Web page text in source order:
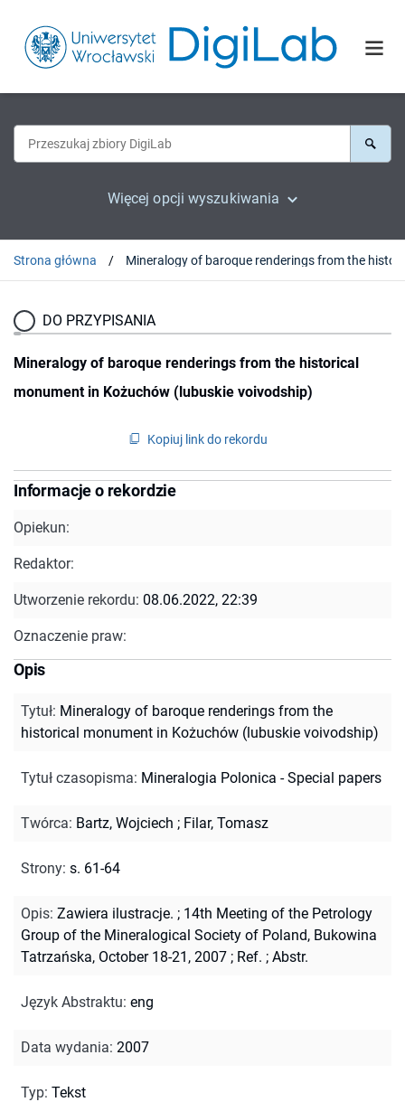
Więcej opcji wyszukiwania
Strona główna
DO PRZYPISANIA
Mineralogy of baroque renderings from the historical
monument in Kożuchów (lubuskie voivodship)
Kopiuj link do rekordu
Informacje o rekordzie
Opiekun:
Redaktor:
Utworzenie rekordu: 08.06.2022, 22:39
Oznaczenie praw:
Opis
Tytuł: Mineralogy of baroque renderings from the
historical monument in Kożuchów (lubuskie voivodship)
Tytuł czasopisma: Mineralogia Polonica - Special papers
Twórca: Bartz, Wojciech ; Filar, Tomasz
Strony: s. 61-64
Opis: Zawiera ilustracje. ; 14th Meeting of the Petrology
Group of the Mineralogical Society of Poland, Bukowina
Tatrzańska, October 18-21, 2007 ; Ref. ; Abstr.
Język Abstraktu: eng
Data wydania: 2007
Typ: Tekst